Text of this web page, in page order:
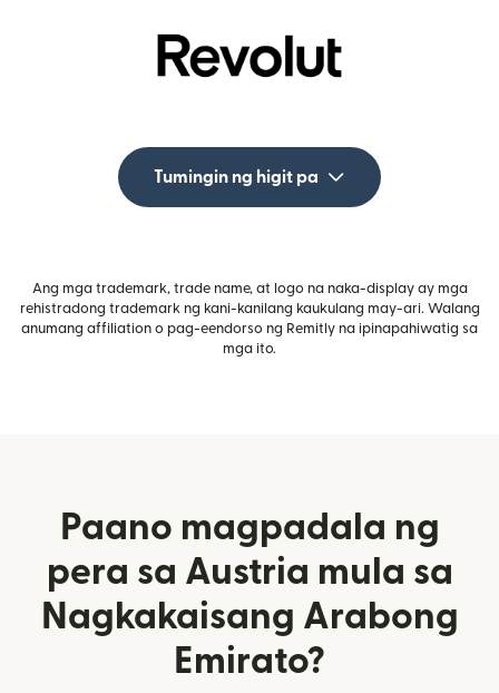
Tumingin ng higit pa
Ang mga trademark, trade name, at logo na naka-display ay mga
rehistradong trademark ng kani-kanilang kaukulang may-ari. Walang
anumang affiliation o pag-eendorso ng Remitly na ipinapahiwatig sa
mga ito.
Paano magpadala ng
pera sa Austria mula sa
Nagkakaisang Arabong
Emirato?